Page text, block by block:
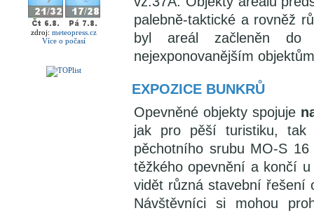
zdroj: meteopress.cz
Více o počasí
palebně-taktické a rovněž
byl areál začleněn
nejexponovanějším
EXPOZICE BUNKRŮ
Opevněné objekty spojuje
jak pro pěší turistiku, tak
pěchotního srubu MO-S
těžkého opevnění a končí
vidět různá stavební řešení
Návštěvníci si mohou